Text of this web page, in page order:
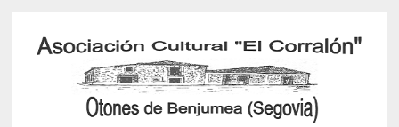
Saltar
contenido